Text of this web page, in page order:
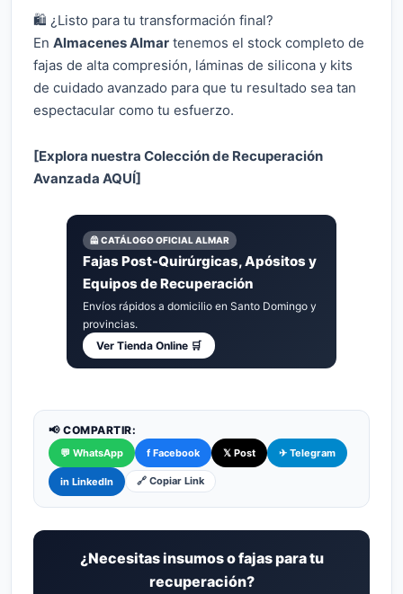
🛍️ ¿Listo para tu transformación final?
En Almacenes Almar tenemos el stock completo de
fajas de alta compresión, láminas de silicona y kits
de cuidado avanzado para que tu resultado sea tan
espectacular como tu esfuerzo.
[Explora nuestra Colección de Recuperación
Avanzada AQUÍ]
🦺 CATÁLOGO OFICIAL ALMAR
Fajas Post-Quirúrgicas, Apósitos y
Equipos de Recuperación
Envíos rápidos a domicilio en Santo Domingo y
provincias.
Ver Tienda Online 🛒
📢 COMPARTIR:
💬 WhatsApp f Facebook 𝕏 Post ✈ Telegram
in LinkedIn 🔗 Copiar Link
¿Necesitas insumos o fajas para tu
recuperación?